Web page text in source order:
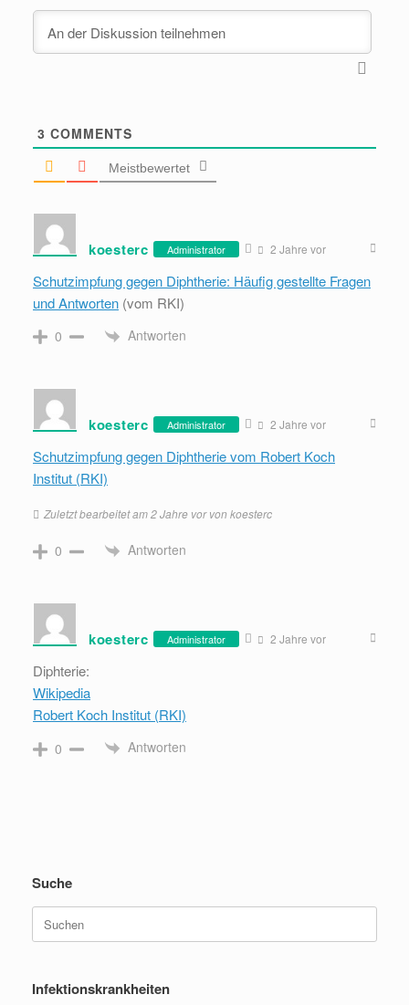
3 COMMENTS
Meistbewertet
koesterc Administrator 2 Jahre vor
Schutzimpfung gegen Diphtherie: Häufig gestellte Fragen
und Antworten (vom RKI)
0 Antworten
koesterc Administrator 2 Jahre vor
Schutzimpfung gegen Diphtherie vom Robert Koch
Institut (RKI)
Zuletzt bearbeitet am 2 Jahre vor von koesterc
0 Antworten
koesterc Administrator 2 Jahre vor
Diphterie:
Wikipedia
Robert Koch Institut (RKI)
0 Antworten
Suche
nach:
Infektionskrankheiten